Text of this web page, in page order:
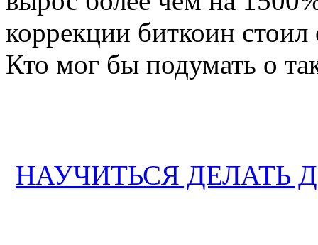
коррекции биткоин
Кто мог бы подумать о
НАУЧИТЬСЯ ДЕЛАТЬ